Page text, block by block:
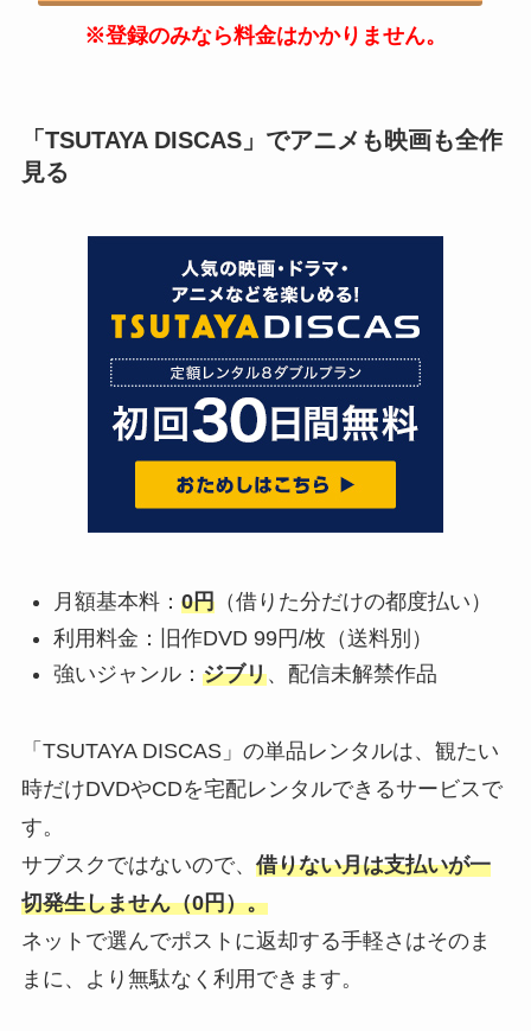
※登録のみなら料金はかかりません。
「TSUTAYA DISCAS」でアニメも映画も全作
見る
月額基本料： 0円（借りた分だけの都度払い）
利用料金：旧作DVD 99円/枚（送料別）
強いジャンル： ジブリ、配信未解禁作品
「TSUTAYA DISCAS」の単品レンタルは、観たい
時だけDVDやCDを宅配レンタルできるサービスで
す。
サブスクではないので、 借りない月は支払いが一
切発生しません（0円）。
ネットで選んでポストに返却する手軽さはそのま
まに、より無駄なく利用できます。